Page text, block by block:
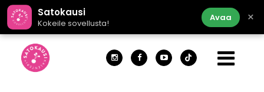
Satokausi
Kokeile sovellusta!
Avaa ×